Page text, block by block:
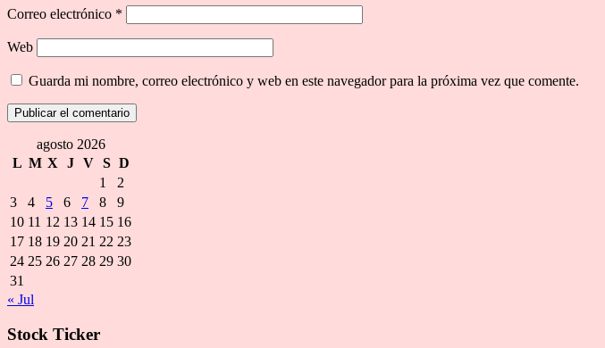
Correo electrónico *
Web
Guarda mi nombre, correo electrónico y web en este navegador para la próxima vez que comente.
agosto 2026
L M X J V S D
1
2
3
4 5 6 7 8
9
10 11 12 13 14 15 16
17 18 19 20 21 22 23
24 25 26 27 28 29 30
31
« Jul
Stock Ticker